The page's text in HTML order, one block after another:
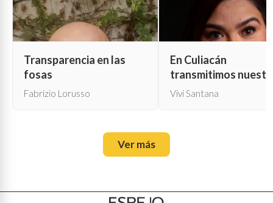
Transparencia en las
fosas
Fabrizio Lorusso
En Culiacán
transmitimos
propia muerte
Vivi Santana
Ver más